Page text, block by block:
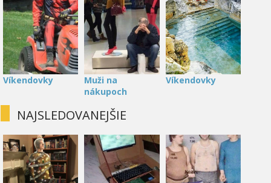
Víkendovky
Muži na
nákupoch
Víkendovky
NAJSLEDOVANEJŠIE